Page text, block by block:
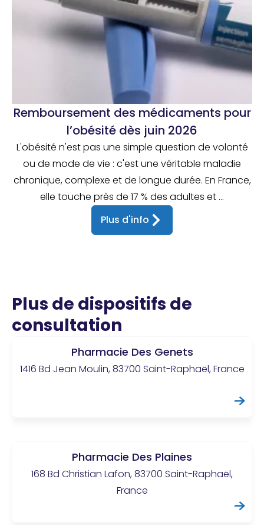
Remboursement des médicaments pour
l’obésité dès juin 2026
L'obésité n'est pas une simple question de volonté
ou de mode de vie : c'est une véritable maladie
chronique, complexe et de longue durée. En France,
elle touche près de 17 % des adultes et ...
Plus d'info
Plus de dispositifs de
consultation
Pharmacie Des Genets
1416 Bd Jean Moulin, 83700 Saint-Raphaël, France
Pharmacie Des Plaines
168 Bd Christian Lafon, 83700 Saint-Raphaël,
France